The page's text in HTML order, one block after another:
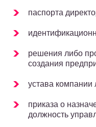
паспорта
решения либо
создания
устава компании
приказа о
должность